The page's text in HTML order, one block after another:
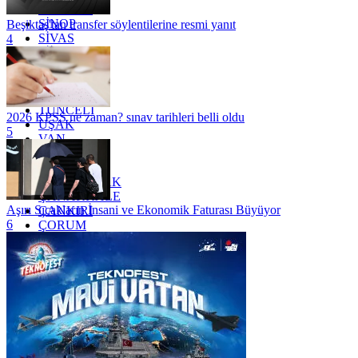
SİNOP
SİVAS
SİİRT
TEKİRDAĞ
TOKAT
TRABZON
TUNCELİ
UŞAK
VAN
YALOVA
YOZGAT
ZONGULDAK
ÇANAKKALE
ÇANKIRI
ÇORUM
İSTANBUL
İZMİR
ŞANLIURFA
ŞIRNAK
Beşiktaş'tan transfer söylentilerine resmi yanıt
4
2026 KPSS ne zaman? sınav tarihleri belli oldu
5
Aşırı Sıcakların İnsani ve Ekonomik Faturası Büyüyor
6